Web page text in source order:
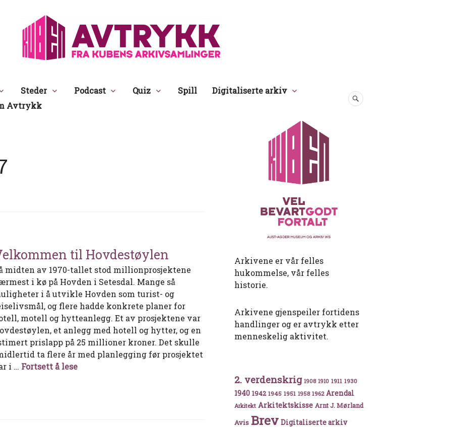
Avtrykk
Steder Podcast Quiz Spill
Digitaliserte arkiv
Avtrykk
SØK
til Hovdestøylen
midten av 1970-tallet stod millionprosjektene
i kø på Hovden i Setesdal. Mange så
i å utvikle Hovden som turist- og
og flere hadde konkrete planer for
motell og hytteanlegg. Et av prosjektene var
et anlegg med hotell og hytter, og en
prislapp på 25 millioner kroner. Det skulle
ta flere år med planlegging før prosjektet
i … Fortsett å leseVelkommen til Hovdestøylen
Arkivene er vår felles
hukommelse, vår felles
historie.
Arkivene gjenspeiler fortidens
handlinger og er avtrykk etter
menneskelig aktivitet.
2. verdenskrig 1908 1910 1911 1930
1940 1942 1945 1951 1958 1962 Arendal
Arkitekt Arkitektskisse Arnt J. Mørland
Avis Brev Digitaliserte arkiv